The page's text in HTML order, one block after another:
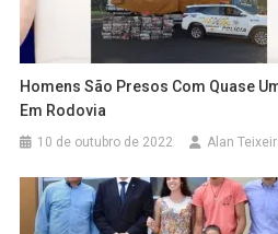
Homens São Presos Com Quase
Em Rodovia
10 de outubro de 2022 Alan